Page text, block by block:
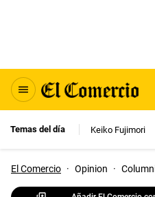
Temas del día Keiko Fujimori
El Comercio · Opinion ·